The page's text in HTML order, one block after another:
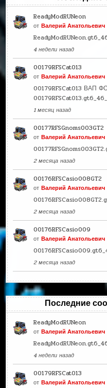
ReadyModRUNeon
отВалерий Анатольевич
4 недели назад
00179RFSCat013
отВалерий Анатольевич
00179RFSCat013 ВАП
1 месяц назад
00177RFSGnoms003GT2
отВалерий Анатольевич
2 месяца назад
00176RFSCasio008GT2
отВалерий Анатольевич
2 месяца назад
00176RFSCasio009
отВалерий Анатольевич
2 месяца назад
Последние
ReadyModRUNeon
отВалерий Анатольевич
4 недели назад
00179RFSCat013
отВалерий Анатольевич